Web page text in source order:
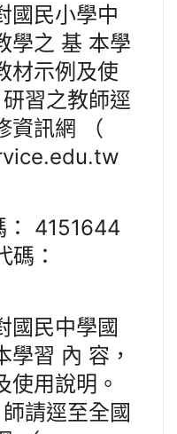
國民小學中
學之 基 本學
材示例及使
習之教師逕
資訊網 （
： 4151644
碼：
國民中學國
學習 內 容，
使用說明。
請逕至全國